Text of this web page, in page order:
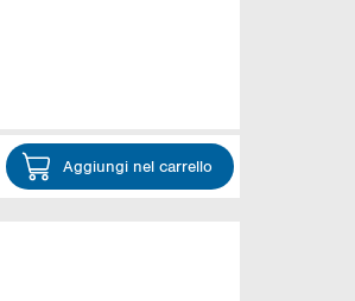
Aggiungi nel carrello